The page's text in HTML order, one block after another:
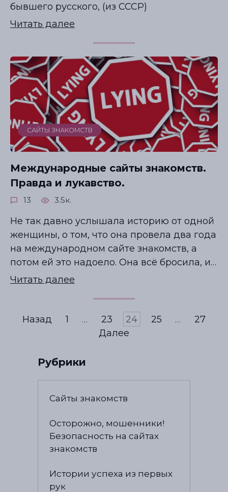
бывшего русского, (из СССР)
Читать далее
САЙТЫ ЗНАКОМСТВ
Международные сайты знакомств.
Правда и лукавство.
13 3.5к.
Не так давно услышала историю от одной
женщины, о том, что она провела два года
на международном сайте знакомств, а
потом ей это надоело. Она всё бросила, и…
Читать далее
Назад 1 … 23 24 25 …
27
Далее
Рубрики
Сайты знакомств
Осторожно, мошенники!
Безопасность на сайтах
знакомств
Истории успеха из первых
рук